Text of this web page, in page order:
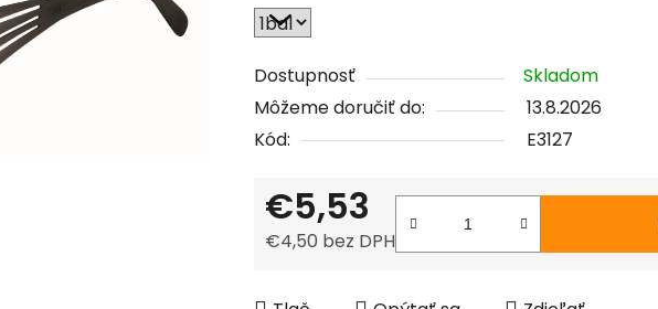
0,0
z
5
hviezdičiek.
Dostupnosť
Skladom
Môžeme doručiť do:
13.8.2026
Kód:
E3127
€5,53
€4,50 bez DPH